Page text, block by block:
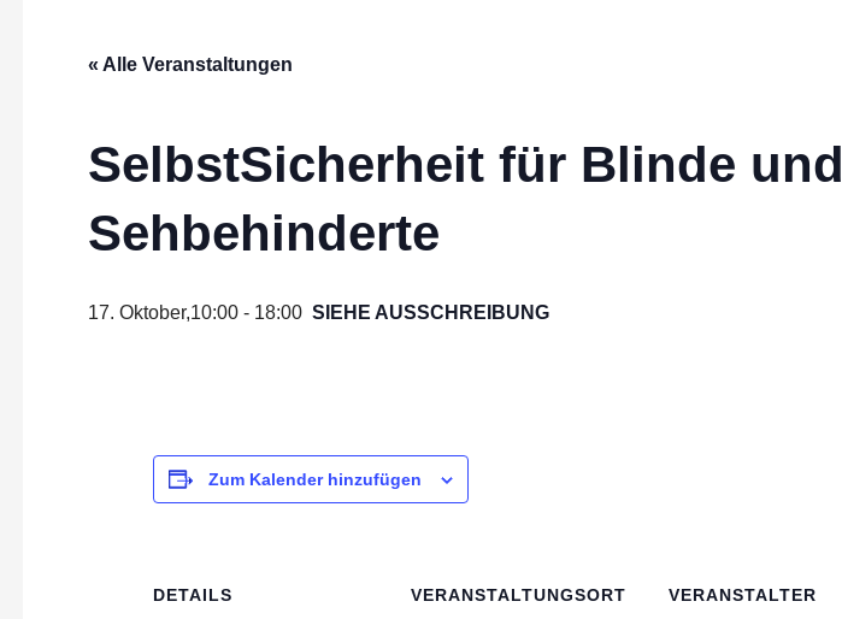
« Alle Veranstaltungen
SelbstSicherheit für Blinde und
Sehbehinderte
17. Oktober,10:00- 18:00 SIEHE AUSSCHREIBUNG
Zum Kalender hinzufügen
DETAILS
VERANSTALTUNGSORT
VERANSTALTER